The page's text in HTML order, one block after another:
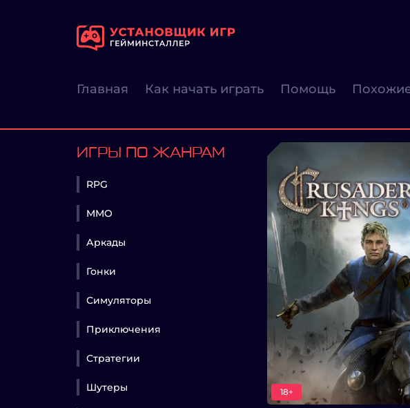
Главная Как начать играть Помощь
ИГРЫ ПО ЖАНРАМ
RPG
MMO
Аркады
Гонки
Симуляторы
Приключения
Стратегии
Шутеры 18+